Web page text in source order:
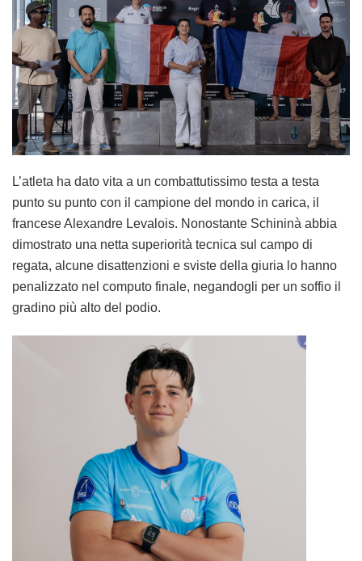
L’atleta ha dato vita a un combattutissimo testa a testa
punto su punto con il campione del mondo in carica, il
francese Alexandre Levalois. Nonostante Schininà abbia
dimostrato una netta superiorità tecnica sul campo di
regata, alcune disattenzioni e sviste della giuria lo hanno
penalizzato nel computo finale, negandogli per un soffio il
gradino più alto del podio.